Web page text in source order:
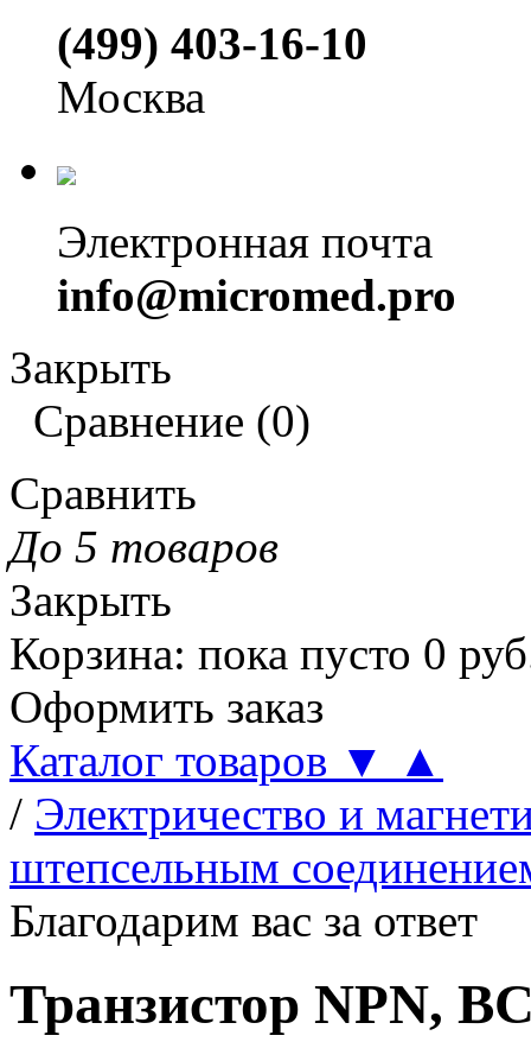
(499) 403-16-10
Москва
Электронная почта
info@micromed.pro
Закрыть
Сравнение (0)
Сравнить
До 5 товаров
Закрыть
Корзина: пока пусто 0
Оформить заказ
Каталог товаров ▼
▲
/ Электричество и
штепсельным
Благодарим вас за ответ
Транзистор NPN,